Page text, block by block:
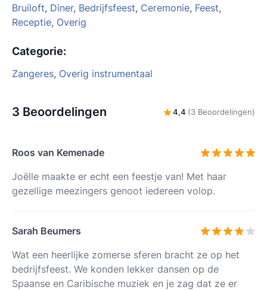
Bruiloft, Diner, Bedrijfsfeest, Ceremonie, Feest,
Receptie, Overig
Categorie:
Zangeres, Overig instrumentaal
3 Beoordelingen 4,4 (3 Beoordelingen)
Roos van Kemenade
Joëlle maakte er echt een feestje van! Met haar
gezellige meezingers genoot iedereen volop.
Sarah Beumers
Wat een heerlijke zomerse sferen bracht ze op het
bedrijfsfeest. We konden lekker dansen op de
Spaanse en Caribische muziek en je zag dat ze er